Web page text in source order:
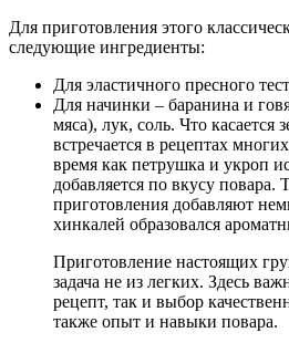
Для приготовления этого
следующие ингредиенты:
Для эластичного пресного
Для начинки – баранина и
мяса), лук, соль. Что касается
встречается в рецептах
время как петрушка и укроп
добавляется по вкусу
приготовления добавляют
хинкалей образовался
Приготовление настоящих
задача не из легких. Здесь
рецепт, так и выбор
также опыт и навыки повара.